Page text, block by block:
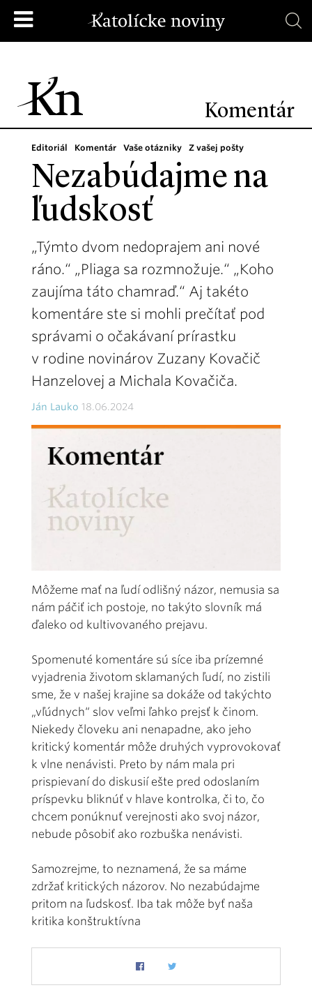
Komentár
Editoriál Komentár Vaše otázniky Z vašej pošty
Nezabúdajme na
ľudskosť
„Týmto dvom nedoprajem ani nové
ráno.“ „Pliaga sa rozmnožuje.“ „Koho
zaujíma táto chamraď.“ Aj takéto
komentáre ste si mohli prečítať pod
správami o očakávaní prírastku
v rodine novinárov Zuzany Kovačič
Hanzelovej a Michala Kovačiča.
Ján Lauko 18.06.2024
Môžeme mať na ľudí odlišný názor, nemusia sa
nám páčiť ich postoje, no takýto slovník má
ďaleko od kultivovaného prejavu.
Spomenuté komentáre sú síce iba prízemné
vyjadrenia životom sklamaných ľudí, no zistili
sme, že v našej krajine sa dokáže od takýchto
„vľúdnych“ slov veľmi ľahko prejsť k činom.
Niekedy človeku ani nenapadne, ako jeho
kritický komentár môže druhých vyprovokovať
k vlne nenávisti. Preto by nám mala pri
prispievaní do diskusií ešte pred odoslaním
príspevku bliknúť v hlave kontrolka, či to, čo
chcem ponúknuť verejnosti ako svoj názor,
nebude pôsobiť ako rozbuška nenávisti.
Samozrejme, to neznamená, že sa máme
zdržať kritických názorov. No nezabúdajme
pritom na ľudskosť. Iba tak môže byť naša
kritika konštruktívna